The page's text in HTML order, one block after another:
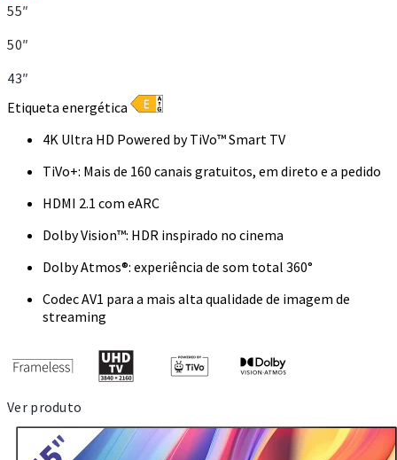
55″
50″
43″
Etiqueta energética
4K Ultra HD Powered by TiVo™ Smart TV
TiVo+: Mais de 160 canais gratuitos, em direto e a pedido
HDMI 2.1 com eARC
Dolby Vision™: HDR inspirado no cinema
Dolby Atmos®: experiência de som total 360°
Codec AV1 para a mais alta qualidade de imagem de
streaming
Ver produto